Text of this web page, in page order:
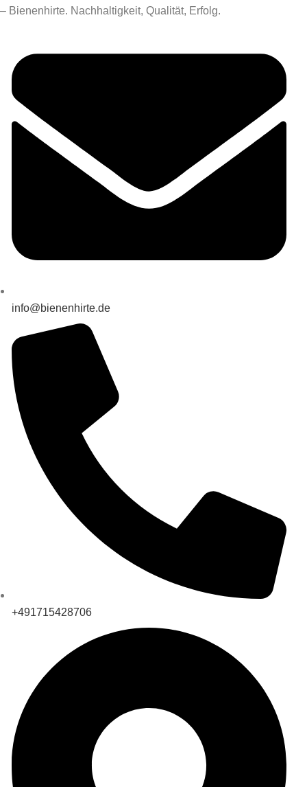
– Bienenhirte. Nachhaltigkeit, Qualität, Erfolg.
info@bienenhirte.de
+491715428706